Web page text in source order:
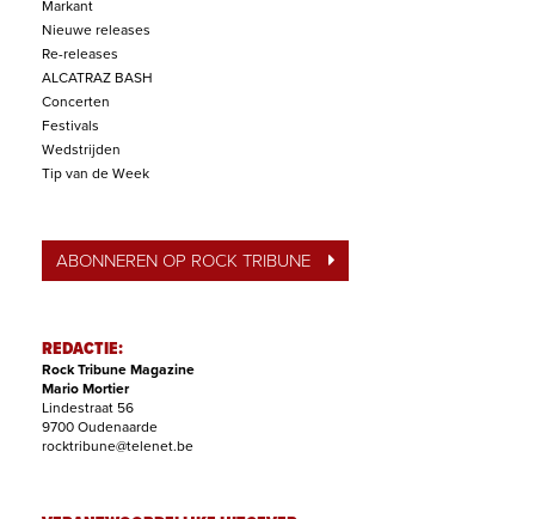
Markant
Nieuwe releases
Re-releases
ALCATRAZ BASH
Concerten
Festivals
Wedstrijden
Tip van de Week
ABONNEREN OP ROCK TRIBUNE
REDACTIE:
Rock Tribune Magazine
Mario Mortier
Lindestraat 56
9700 Oudenaarde
rocktribune@telenet.be